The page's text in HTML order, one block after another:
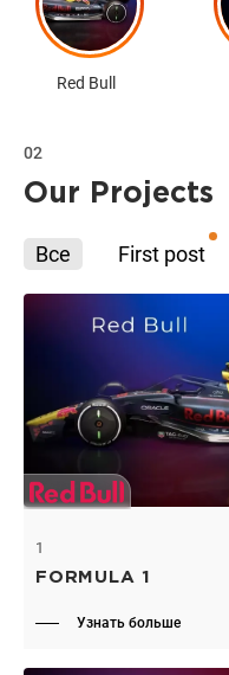
Red Bull
02
Our Projects
Все First post
1
FORMULA 1
Узнать больше